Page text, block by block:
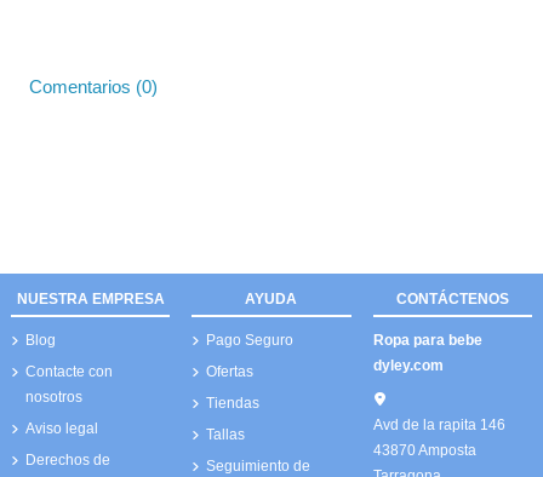
Comentarios (0)
NUESTRA EMPRESA
Blog
Contacte con
nosotros
Aviso legal
Derechos de
AYUDA
Pago Seguro
Ofertas
Tiendas
Tallas
Seguimiento de
CONTÁCTENOS
Ropa para bebe
dyley.com
Avd de la rapita 146
43870 Amposta